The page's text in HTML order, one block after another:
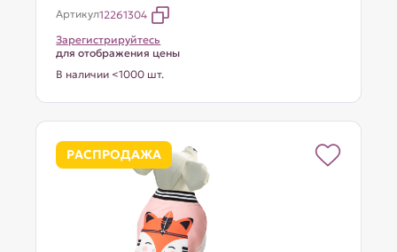
Артикул12261304
Зарегистрируйтесь
для отображения цены
В наличии <1000 шт.
РАСПРОДАЖА